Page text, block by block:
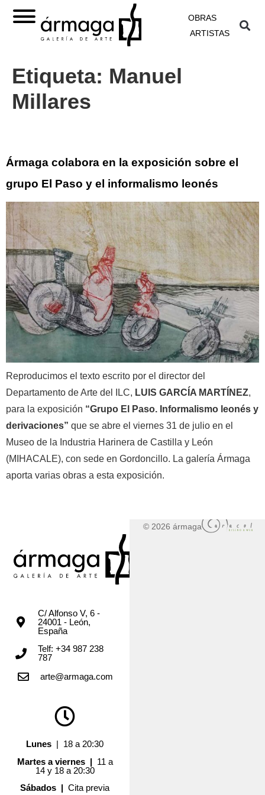
OBRAS
ARTISTAS
Etiqueta: Manuel
Millares
Ármaga colabora en la exposición sobre el
grupo El Paso y el informalismo leonés
Reproducimos el texto escrito por el director del
Departamento de Arte del ILC, LUIS GARCÍA MARTÍNEZ,
para la exposición “Grupo El Paso. Informalismo leonés y
derivaciones” que se abre el viernes 31 de julio en el
Museo de la Industria Harinera de Castilla y León
(MIHACALE), con sede en Gordoncillo. La galería Ármaga
aporta varias obras a esta exposición.
C/ Alfonso V, 6 -
24001 - León,
España
Telf: +34 987 238
787
arte@armaga.com
Lunes | 18 a 20:30
Martes a viernes | 11 a
14 y 18 a 20:30
Sábados |Cita previa
© 2026 ármaga